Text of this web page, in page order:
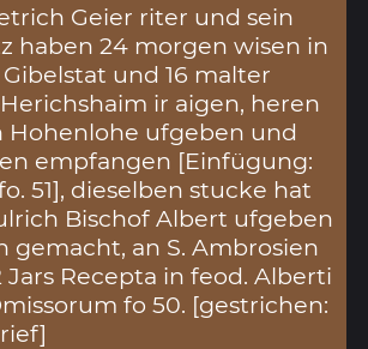
Geier riter und sein
haben 24 morgen wisen in
und 16 malter
ir aigen, heren
Hohenlohe ufgeben und
empfangen [Einfügung:
51], dieselben stucke hat
Bischof Albert ufgeben
gemacht, an S. Ambrosien
Jars Recepta in feod. Alberti
fo 50. [gestrichen: